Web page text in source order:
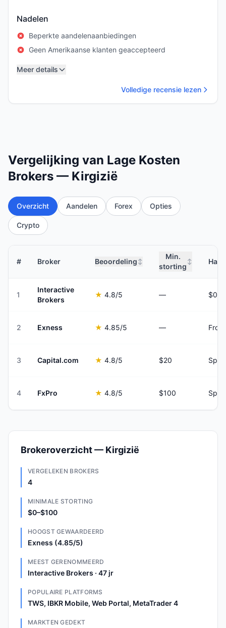
Nadelen
Beperkte aandelenaanbiedingen
Geen Amerikaanse klanten geaccepteerd
Meer details
Volledige recensie lezen
Vergelijking van Lage Kosten
Brokers — Kirgizië
Overzicht Aandelen Forex Opties
Crypto
# Broker Beoordeling ↕
Min.
storting
↕
1
Interactive
Brokers
★ 4.8/5 —
2 Exness ★ 4.85/5 —
3 Capital.com ★ 4.8/5 $20
4 FxPro ★ 4.8/5 $100
Brokeroverzicht — Kirgizië
VERGELEKEN BROKERS
4
MINIMALE STORTING
$0–$100
HOOGST GEWAARDEERD
Exness (4.85/5)
MEEST GERENOMMEERD
Interactive Brokers · 47 jr
POPULAIRE PLATFORMS
TWS, IBKR Mobile, Web Portal, MetaTrader 4
MARKTEN GEDEKT